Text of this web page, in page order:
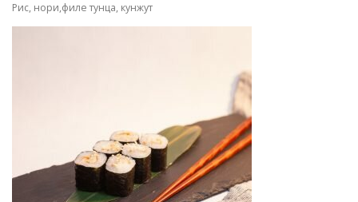
Рис, нори,филе тунца, кунжут